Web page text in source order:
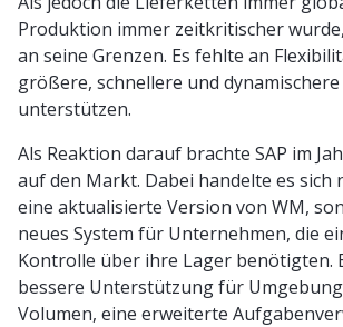
Produktion immer zeitkritischer
an seine Grenzen. Es fehlte an
größere, schnellere und
unterstützen.
Als Reaktion darauf brachte SAP im
auf den Markt. Dabei handelte es sich
eine aktualisierte Version von WM,
neues System für Unternehmen, die
Kontrolle über ihre Lager benötigten.
bessere Unterstützung für
Volumen, eine erweiterte